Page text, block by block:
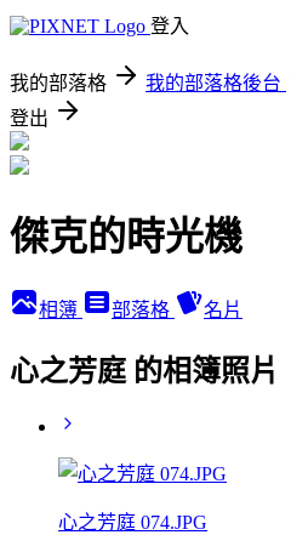
登入
我的部落格 我的部落格後台
登出
傑克的時光機
相簿 部落格 名片
心之芳庭 的相簿照片
心之芳庭 074.JPG